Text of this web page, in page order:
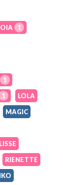
1
1
1
LOLA
MAGIC
RIENETTE